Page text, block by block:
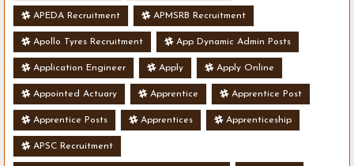
APEDA Recruitment APMSRB Recruitment
Apollo Tyres Recruitment App Dynamic Admin Posts
Application Engineer Apply Apply Online
Appointed Actuary Apprentice Apprentice Post
Apprentice Posts Apprentices Apprenticeship
APSC Recruitment